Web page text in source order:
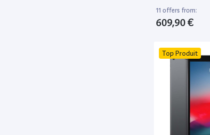
11 offers from:
609,90 €
Top Produit